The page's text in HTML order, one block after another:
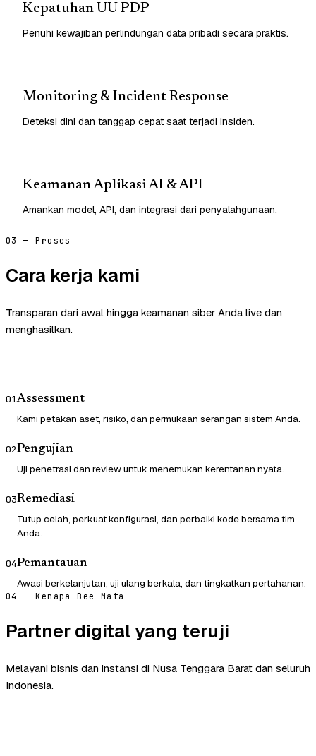
Kepatuhan UU PDP
Penuhi kewajiban perlindungan data pribadi secara praktis.
Monitoring & Incident Response
Deteksi dini dan tanggap cepat saat terjadi insiden.
Keamanan Aplikasi AI & API
Amankan model, API, dan integrasi dari penyalahgunaan.
03 — Proses
Cara kerja kami
Transparan dari awal hingga keamanan siber Anda live dan
menghasilkan.
01Assessment
Kami petakan aset, risiko, dan permukaan serangan sistem Anda.
02Pengujian
Uji penetrasi dan review untuk menemukan kerentanan nyata.
03Remediasi
Tutup celah, perkuat konfigurasi, dan perbaiki kode bersama tim
Anda.
04Pemantauan
Awasi berkelanjutan, uji ulang berkala, dan tingkatkan pertahanan.
04 — Kenapa Bee Mata
Partner digital yang teruji
Melayani bisnis dan instansi di Nusa Tenggara Barat dan seluruh
Indonesia.